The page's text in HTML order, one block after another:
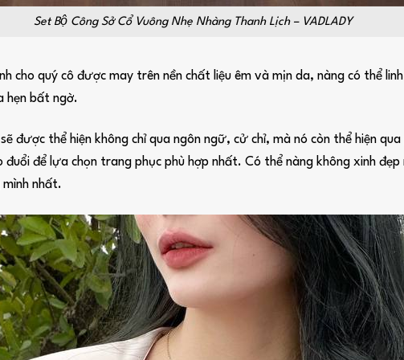
Set Bộ Công Sở Cổ Vuông Nhẹ Nhàng Thanh Lịch – VADLADY
cho quý cô được may trên nền chất liệu êm và mịn da, nàng có thể
hẹn bất ngờ.
được thể hiện không chỉ qua ngôn ngữ, cử chỉ, mà nó còn thể hiện
đuổi để lựa chọn trang phục phù hợp nhất. Có thể nàng không xinh
nhất.